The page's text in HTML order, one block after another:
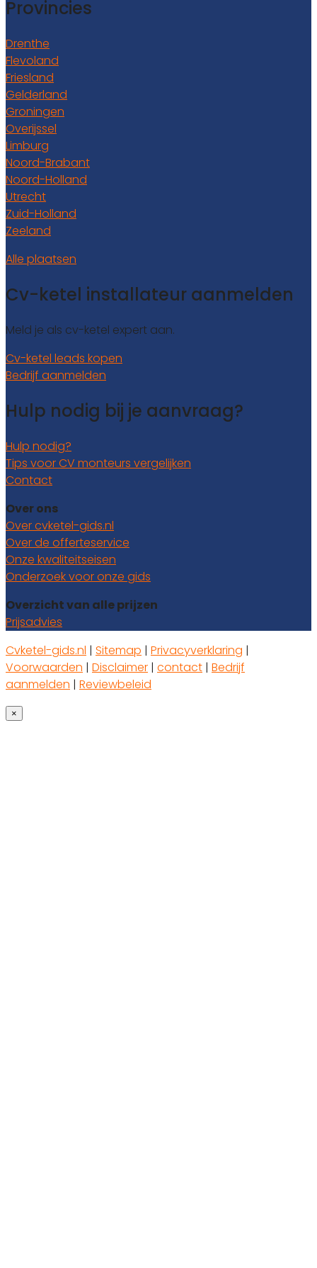
Provincies
Drenthe
Flevoland
Friesland
Gelderland
Groningen
Overijssel
Limburg
Noord-Brabant
Noord-Holland
Utrecht
Zuid-Holland
Zeeland
Alle plaatsen
Cv-ketel installateur aanmelden
Meld je als cv-ketel expert aan.
Cv-ketel leads kopen
Bedrijf aanmelden
Hulp nodig bij je aanvraag?
Hulp nodig?
Tips voor CV monteurs vergelijken
Contact
Over ons
Over cvketel-gids.nl
Over de offerteservice
Onze kwaliteitseisen
Onderzoek voor onze gids
Overzicht van alle prijzen
Prijsadvies
Cvketel-gids.nl | Sitemap | Privacyverklaring |
Voorwaarden | Disclaimer | contact | Bedrijf
aanmelden | Reviewbeleid
×